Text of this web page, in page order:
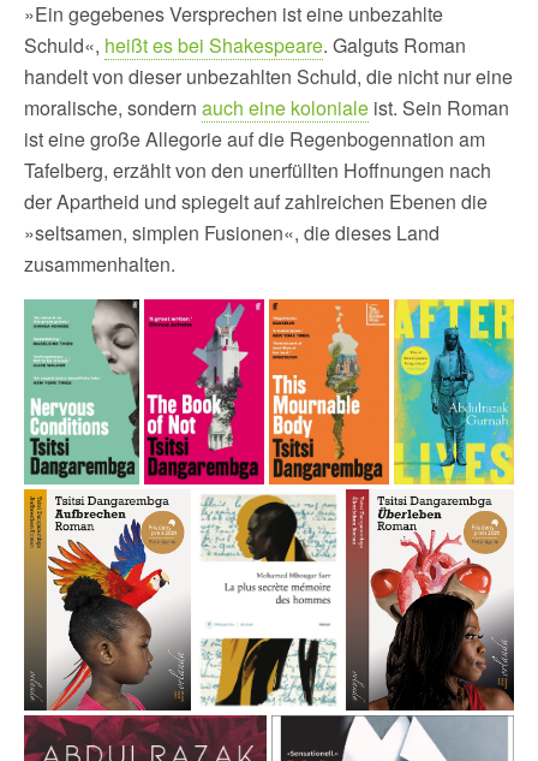
»Ein gegebenes Versprechen ist eine unbezahlte
Schuld«, heißt es bei Shakespeare. Galguts Roman
handelt von dieser unbezahlten Schuld, die nicht nur eine
moralische, sondern auch eine koloniale ist. Sein Roman
ist eine große Allegorie auf die Regenbogennation am
Tafelberg, erzählt von den unerfüllten Hoffnungen nach
der Apartheid und spiegelt auf zahlreichen Ebenen die
»seltsamen, simplen Fusionen«, die dieses Land
zusammenhalten.